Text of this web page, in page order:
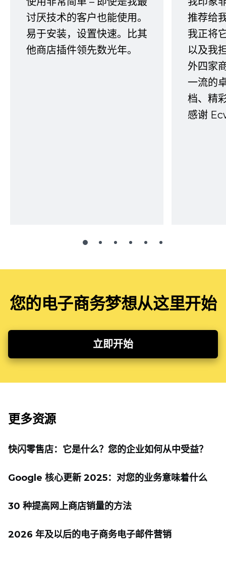
讨厌技术的客户也能使用。
易于安装，设置快速。比其
他商店插件领先数光年。
推荐给
我正将
以及我
外四家
一流的
档、精
感谢
您的电子商务梦想从这里开始
立即开始
更多资源
快闪零售店：它是什么？您的企业如何从中受益？
Google 核心更新 2025：对您的业务意味着什么
30 种提高网上商店销量的方法
2026 年及以后的电子商务电子邮件营销